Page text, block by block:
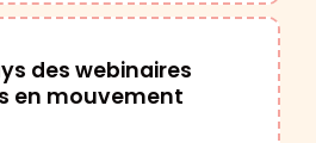
des webinaires
en mouvement